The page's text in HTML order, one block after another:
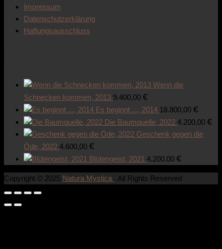
Impressum
Datenschutzerklärung
Haftungsausschluss
Wenn die
Schnecken kommen, 2013 9.400,00 €
Es beginnt ..., 2014 18.800,00 €
Die Baumquelle, 2022 4.200,00 €
Geschenk gegen die
Öde, 2022 4.600,00 €
Blütengeist, 2021 4.200,00 €
Copyright © 2025 Natura Mystica . All Rights Reserved